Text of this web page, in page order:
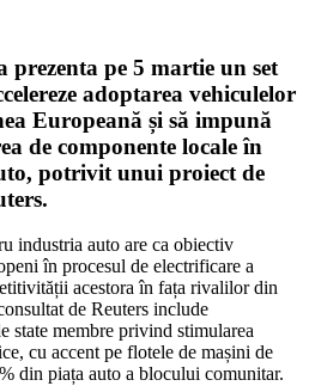
prezenta pe 5 martie un set
adoptarea vehiculelor
Europeană și să impună
de componente locale în
potrivit unui proiect de
industria auto are ca obiectiv
în procesul de electrificare a
acestora în fața rivalilor din
de Reuters include
state membre privind stimularea
cu accent pe flotele de mașini de
din piața auto a blocului comunitar.